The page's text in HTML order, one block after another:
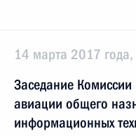
14 марта 2017 года,
Заседание
авиации общего
информационных